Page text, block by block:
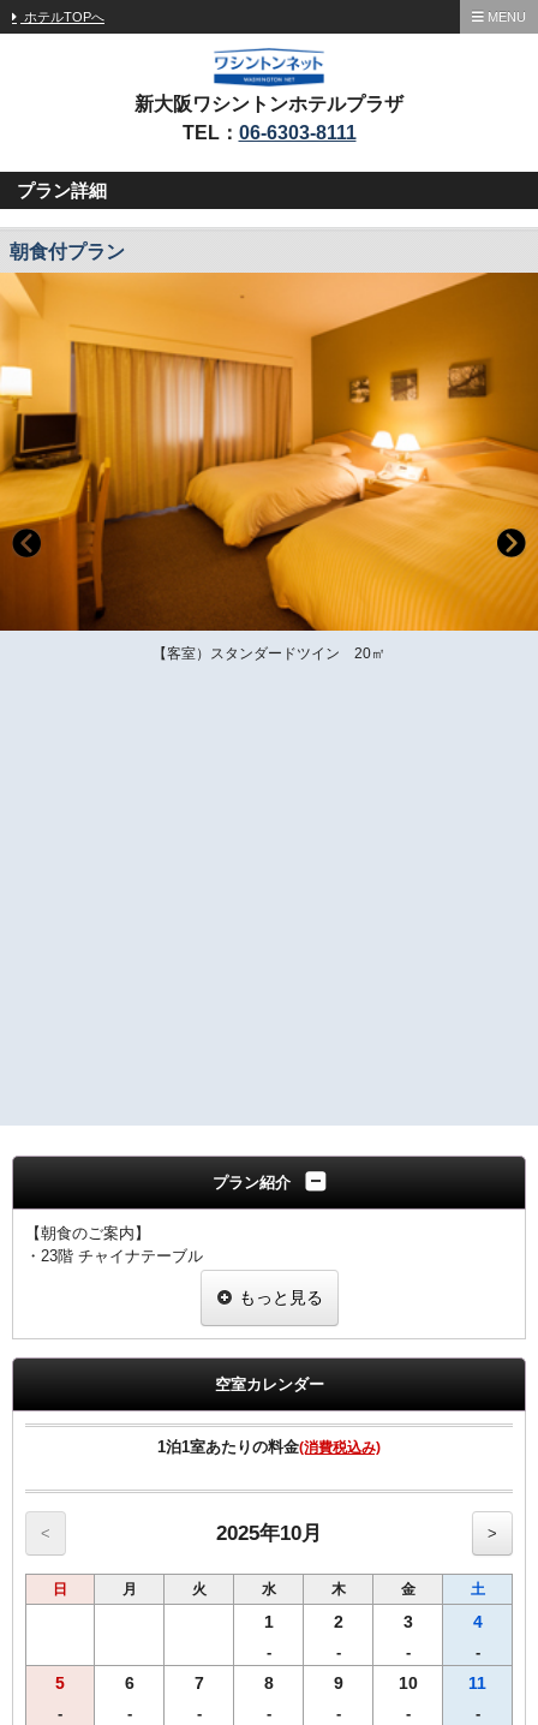
ホテルTOPへ MENU
新大阪ワシントンホテルプラザ
TEL： 06-6303-8111
プラン詳細
朝食付プラン
【客室）スタンダードツイン 20㎡
プラン紹介
【朝食のご案内】
・23階 チャイナテーブル
「定食スタイル」での提供となる場合がございます。
☆Wi-Fi 及び有線LAN環境完備
☆有料VOD（ビデオ・オン・デマンド）対応
☆館内にコンビニあり
☆シングル11㎡のお部屋のベットサイズは120㎝です。
☆セミダブルとはシングル15㎡の2名様利用です
■宿泊税のご案内■
大阪府条例により、ご宿泊料金に応じた宿泊税を別途頂戴いたしま
す。あらかじめご了承くださいませ。
もっと見る
空室カレンダー
1泊1室あたりの料金(消費税込み)
< 2025年10月 >
日 月 火 水 木 金 土
1
-
2
-
3
-
4
-
5
-
6
-
7
-
8
-
9
-
10
-
11
-